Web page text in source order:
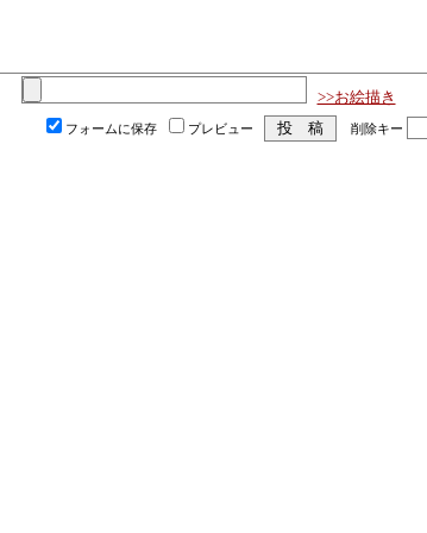
>>お絵描き
フォームに保存 プレビュー 削除キー